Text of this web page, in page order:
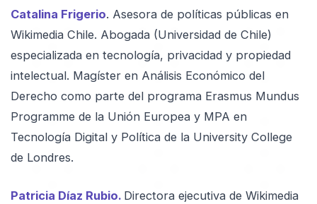
Catalina Frigerio. Asesora de políticas públicas en
Wikimedia Chile. Abogada (Universidad de Chile)
especializada en tecnología, privacidad y propiedad
intelectual. Magíster en Análisis Económico del
Derecho como parte del programa Erasmus Mundus
Programme de la Unión Europea y MPA en
Tecnología Digital y Política de la University College
de Londres.
Patricia Díaz Rubio. Directora ejecutiva de Wikimedia